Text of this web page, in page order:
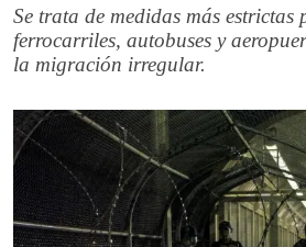
Se trata de medidas más
ferrocarriles, autobuses y
la migración irregular.